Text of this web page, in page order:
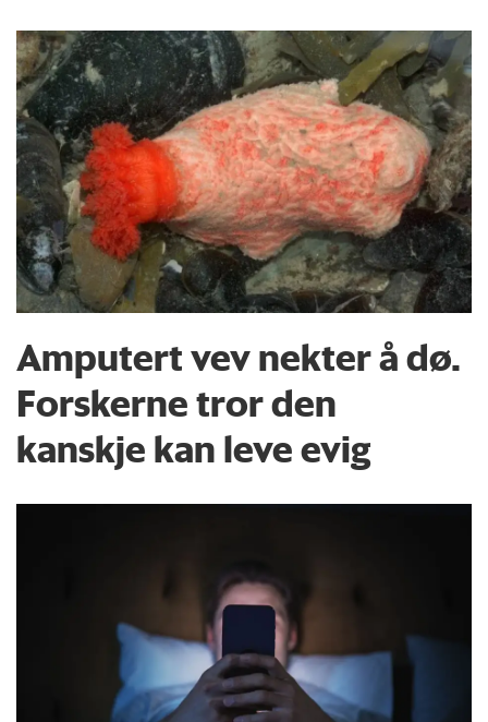
Amputert vev nekter å dø.
Forskerne tror den
kanskje kan leve evig